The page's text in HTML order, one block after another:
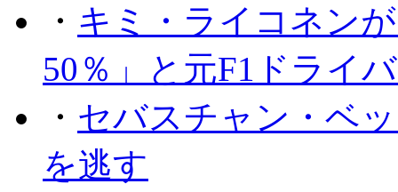
・ キミ・ライコネン
50％」と元F1ドライ
・ セバスチャン・ベ
を逃す